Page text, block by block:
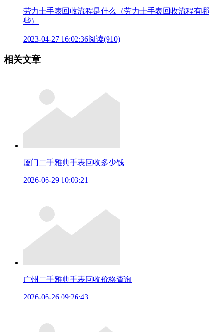
劳力士手表回收流程是什么（劳力士手表回收流程有哪
些）
2023-04-27 16:02:36阅读(910)
相关文章
厦门二手雅典手表回收多少钱
2026-06-29 10:03:21
广州二手雅典手表回收价格查询
2026-06-26 09:26:43